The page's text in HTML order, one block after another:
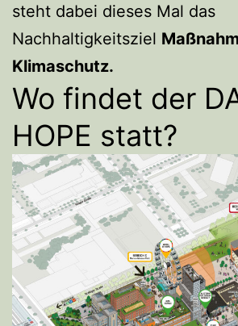
steht dabei dieses Mal das
Nachhaltigkeitsziel
Klimaschutz.
Wo findet der
HOPE statt?